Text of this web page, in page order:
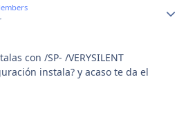
con /SP- /VERYSILENT
instala? y acaso te da el